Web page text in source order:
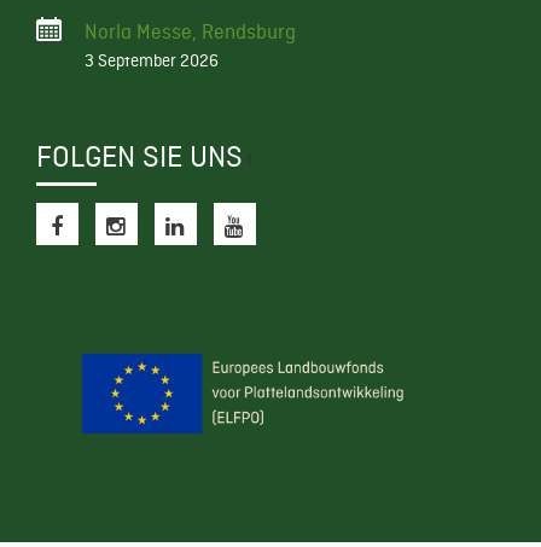
Norla Messe, Rendsburg
3 September 2026
FOLGEN SIE UNS f